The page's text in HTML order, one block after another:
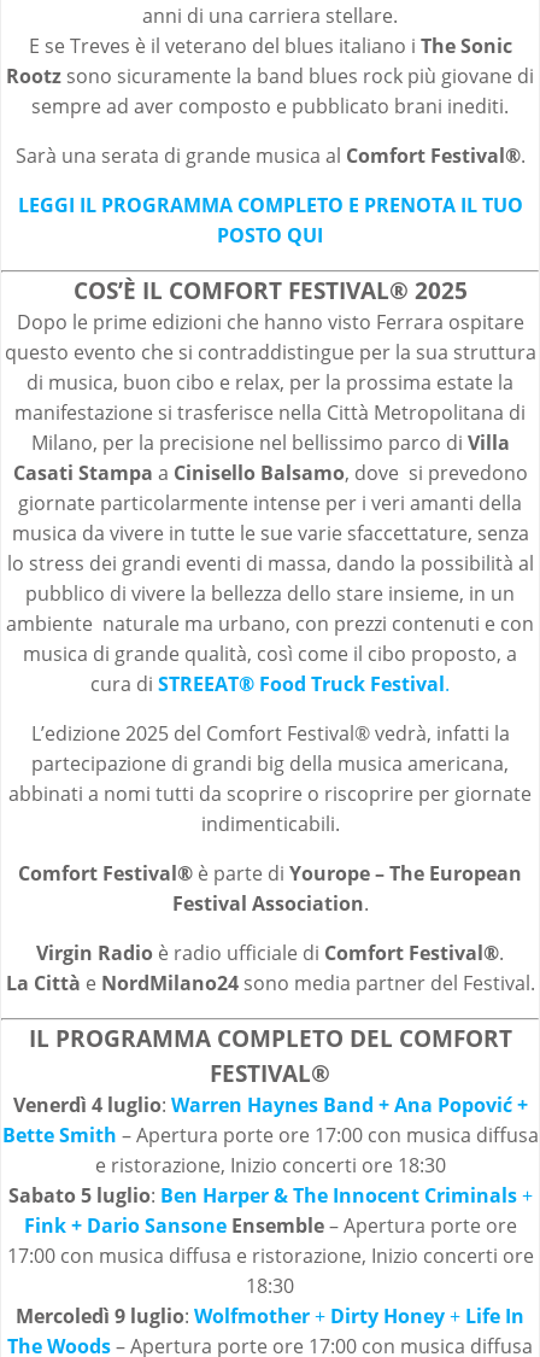
anni di una carriera stellare.
E se Treves è il veterano del blues italiano i The Sonic
Rootz sono sicuramente la band blues rock più giovane di
sempre ad aver composto e pubblicato brani inediti.
Sarà una serata di grande musica al Comfort Festival®.
LEGGI IL PROGRAMMA COMPLETO E PRENOTA IL TUO
POSTO QUI
COS’È IL COMFORT FESTIVAL® 2025
Dopo le prime edizioni che hanno visto Ferrara ospitare
questo evento che si contraddistingue per la sua struttura
di musica, buon cibo e relax, per la prossima estate la
manifestazione si trasferisce nella Città Metropolitana di
Milano, per la precisione nel bellissimo parco di Villa
Casati Stampa a Cinisello Balsamo, dove si prevedono
giornate particolarmente intense per i veri amanti della
musica da vivere in tutte le sue varie sfaccettature, senza
lo stress dei grandi eventi di massa, dando la possibilità al
pubblico di vivere la bellezza dello stare insieme, in un
ambiente naturale ma urbano, con prezzi contenuti e con
musica di grande qualità, così come il cibo proposto, a
cura di STREEAT® Food Truck Festival.
L’edizione 2025 del Comfort Festival® vedrà, infatti la
partecipazione di grandi big della musica americana,
abbinati a nomi tutti da scoprire o riscoprire per giornate
indimenticabili.
Comfort Festival® è parte di Yourope – The European
Festival Association.
Virgin Radio è radio ufficiale di Comfort Festival®.
La Città e NordMilano24 sono media partner del Festival.
IL PROGRAMMA COMPLETO DEL COMFORT
FESTIVAL®
Venerdì 4 luglio: Warren Haynes Band + Ana Popović+
Bette Smith – Apertura porte ore 17:00 con musica diffusa
e ristorazione, Inizio concerti ore 18:30
Sabato 5 luglio: Ben Harper & The Innocent Criminals+
Fink + Dario SansoneEnsemble– Apertura porte ore
17:00 con musica diffusa e ristorazione, Inizio concerti ore
18:30
Mercoledì 9 luglio: Wolfmother+ Dirty Honey+ Life In
The Woods– Apertura porte ore 17:00 con musica diffusa